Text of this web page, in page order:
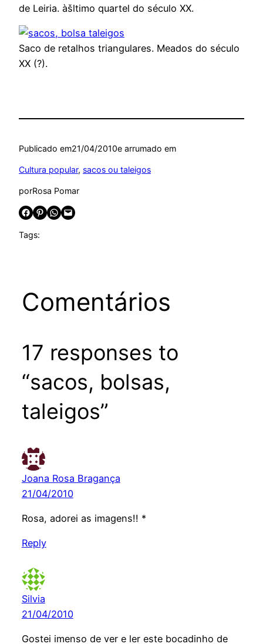
de Leiria. àšltimo quartel do século XX.
Saco de retalhos triangulares. Meados do século
XX (?).
Publicado em21/04/2010e arrumado em
Cultura popular, sacos ou taleigos
porRosa Pomar
Share on Facebook Share on Pinterest Share on WhatsApp Email this Page
Tags:
Comentários
17 responses to
“sacos, bolsas,
taleigos”
Joana Rosa Bragança
21/04/2010
Rosa, adorei as imagens!! *
Reply
Silvia
21/04/2010
Gostei imenso de ver e ler este bocadinho de